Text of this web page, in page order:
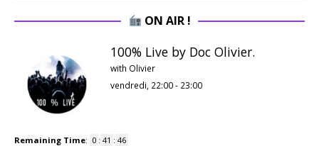
ON AIR !
100% Live by Doc Olivier.
with Olivier
vendredi, 22:00- 23:00
Remaining Time: 0 : 41 : 46